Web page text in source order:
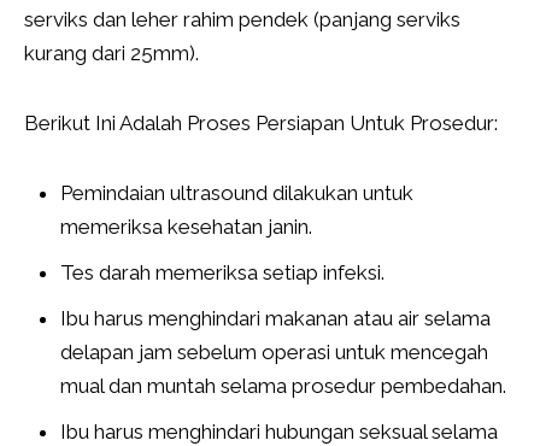
serviks dan leher rahim pendek (panjang serviks
kurang dari 25mm).
Berikut Ini Adalah Proses Persiapan Untuk Prosedur:
Pemindaian ultrasound dilakukan untuk
memeriksa kesehatan janin.
Tes darah memeriksa setiap infeksi.
Ibu harus menghindari makanan atau air selama
delapan jam sebelum operasi untuk mencegah
mual dan muntah selama prosedur pembedahan.
Ibu harus menghindari hubungan seksual selama